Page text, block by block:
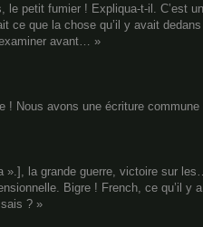
le petit fumier ! Expliqua-t-il. C’est
ce que la chose qu’il y avait
avant… »
Nous avons une écriture
la grande guerre, victoire sur
Bigre ! French, ce qu’il
? »